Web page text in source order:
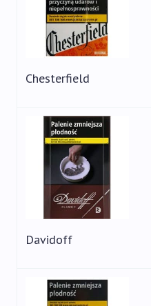
Chesterfield
Davidoff